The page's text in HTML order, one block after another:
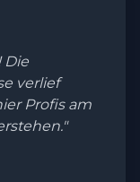
Die
verlief
Profis am